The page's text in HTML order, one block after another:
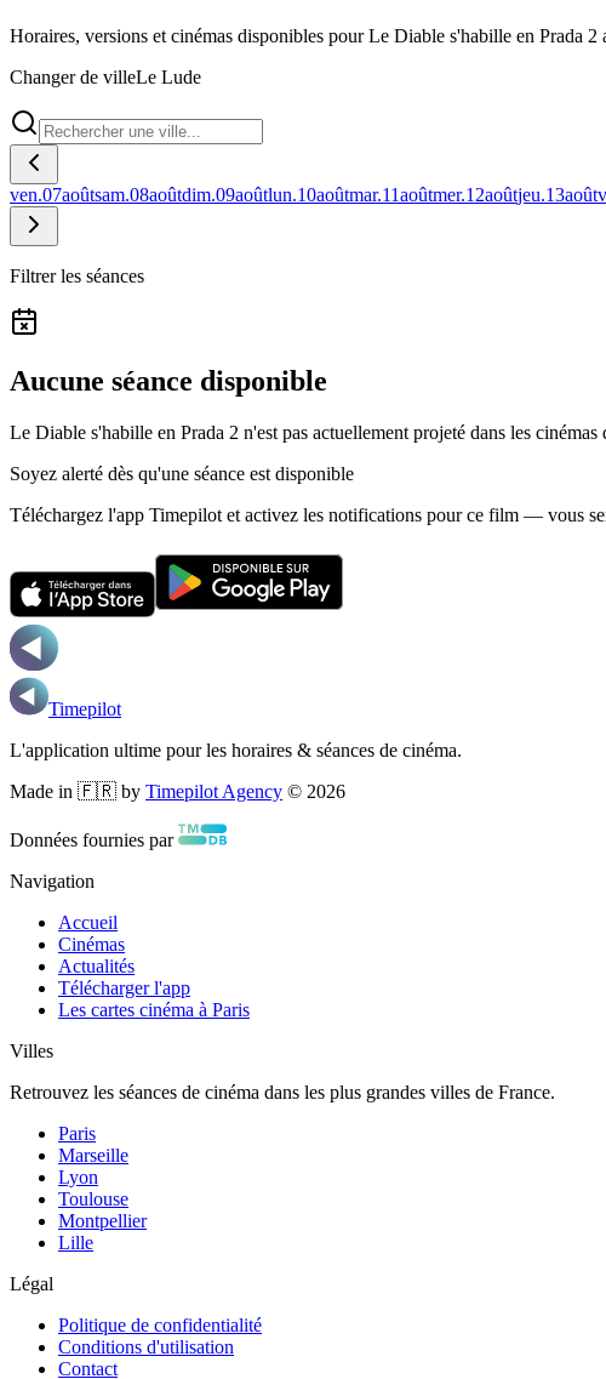
Horaires, versions et cinémas disponibles pour Le Diable s'habille en Prada 2
Changer de villeLe Lude
ven.07aoûtsam.08aoûtdim.09aoûtlun.10aoûtmar.11aoûtmer.12aoûtjeu.13août
Filtrer les séances
Aucune séance disponible
Le Diable s'habille en Prada 2 n'est pas actuellement projeté dans les cinémas
Soyez alerté dès qu'une séance est disponible
Téléchargez l'app Timepilot et activez les notifications pour ce film — vous
Timepilot
L'application ultime pour les horaires & séances de cinéma.
Made in 🇫🇷 by Timepilot Agency © 2026
Données fournies par
Navigation
Accueil
Cinémas
Actualités
Télécharger l'app
Les cartes cinéma à Paris
Villes
Retrouvez les séances de cinéma dans les plus grandes villes de France.
Paris
Marseille
Lyon
Toulouse
Montpellier
Lille
Légal
Politique de confidentialité
Conditions d'utilisation
Contact